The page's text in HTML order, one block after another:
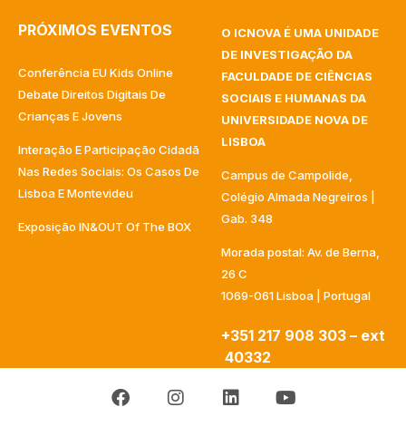
PRÓXIMOS EVENTOS
Conferência EU Kids Online
Debate Direitos Digitais De
Crianças E Jovens
Interação E Participação Cidadã
Nas Redes Sociais: Os Casos De
Lisboa E Montevideu
Exposição IN&OUT Of The BOX
O ICNOVA É UMA UNIDADE
DE INVESTIGAÇÃO DA
FACULDADE DE CIÊNCIAS
SOCIAIS E HUMANAS DA
UNIVERSIDADE NOVA DE
LISBOA
Campus de Campolide,
Colégio Almada Negreiros |
Gab. 348
Morada postal: Av. de Berna,
26 C
1069-061 Lisboa | Portugal
+351 217 908 303 – ext
40332